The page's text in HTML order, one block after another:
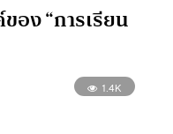
อง “การเรียน
1.4K